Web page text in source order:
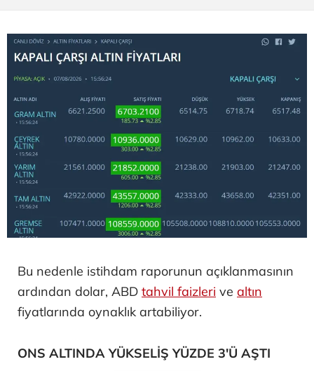
Bu nedenle istihdam raporunun açıklanmasının
ardından dolar, ABD tahvil faizleri ve altın
fiyatlarında oynaklık artabiliyor.
ONS ALTINDA YÜKSELİŞ YÜZDE 3'Ü AŞTI